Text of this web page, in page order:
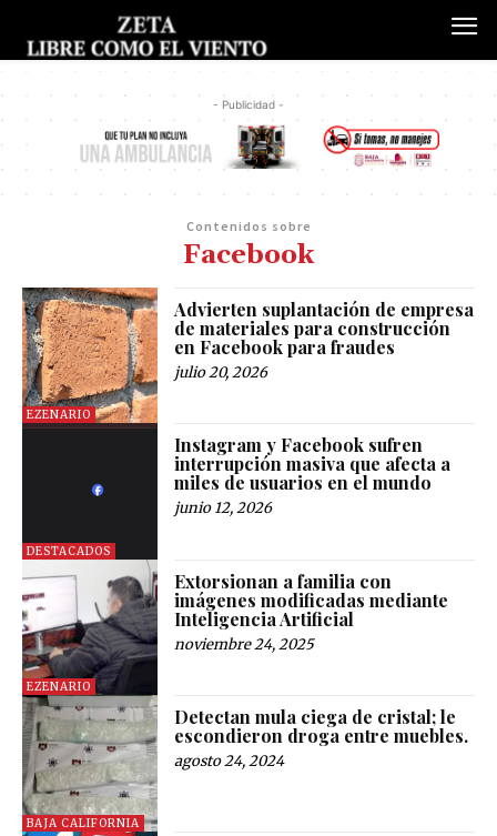
- Publicidad -
Contenidos sobre
Facebook
EZENARIO
Advierten suplantación de empresa
de materiales para construcción
en Facebook para fraudes
julio 20, 2026
DESTACADOS
Instagram y Facebook sufren
interrupción masiva que afecta a
miles de usuarios en el mundo
junio 12, 2026
EZENARIO
Extorsionan a familia con
imágenes modificadas mediante
Inteligencia Artificial
noviembre 24, 2025
BAJA CALIFORNIA
Detectan mula ciega de cristal; le
escondieron droga entre muebles.
agosto 24, 2024